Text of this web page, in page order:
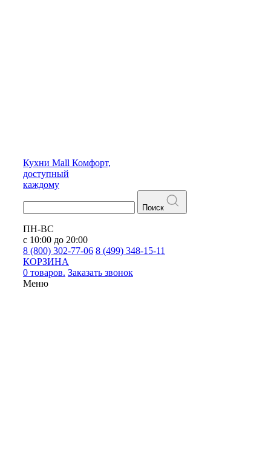
Кухни Mall Комфорт,
доступный
каждому
Поиск
ПН-ВС
с 10:00 до 20:00
8 (800) 302-77-06 8 (499) 348-15-11
КОРЗИНА
0 товаров. Заказать звонок
Меню